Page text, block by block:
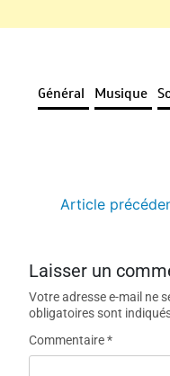
Général Musique
Article
Laisser un
Votre adresse e-mail ne
obligatoires sont
Commentaire*